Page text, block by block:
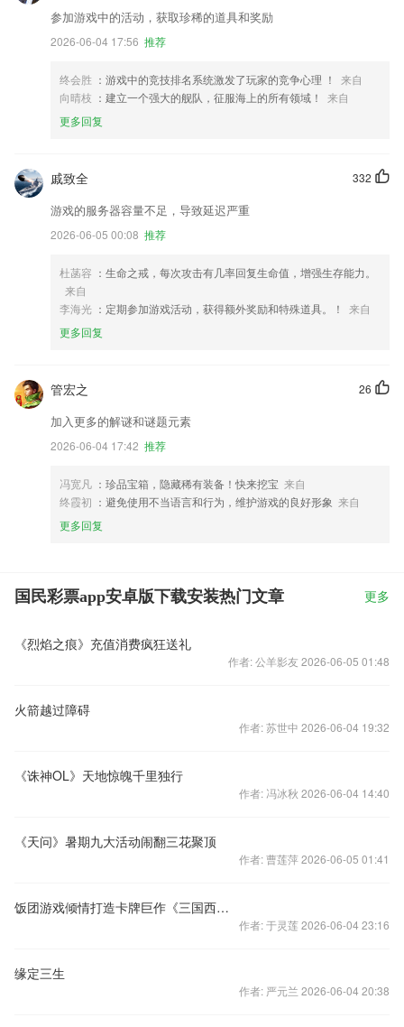
参加游戏中的活动，获取珍稀的道具和奖励
2026-06-04 17:56 推荐
终会胜 ：游戏中的竞技排名系统激发了玩家的竞争心理 ！
来自
向晴枝 ：建立一个强大的舰队，征服海上的所有领域！
来自
更多回复
332
戚致全
游戏的服务器容量不足，导致延迟严重
2026-06-05 00:08 推荐
杜菡容 ：生命之戒，每次攻击有几率回复生命值，增强生存能力。
来自
李海光 ：定期参加游戏活动，获得额外奖励和特殊道具。！
来自
更多回复
26
管宏之
加入更多的解谜和谜题元素
2026-06-04 17:42 推荐
冯宽凡 ：珍品宝箱，隐藏稀有装备！快来挖宝 来自
终霞初 ：避免使用不当语言和行为，维护游戏的良好形象 来自
更多回复
国民彩票app安卓版下载安装热门文章 更多
《烈焰之痕》充值消费疯狂送礼
作者: 公羊影友 2026-06-05 01:48
火箭越过障碍
作者: 苏世中 2026-06-04 19:32
《诛神OL》天地惊魄千里独行
作者: 冯冰秋 2026-06-04 14:40
《天问》暑期九大活动闹翻三花聚顶
作者: 曹莲萍 2026-06-05 01:41
饭团游戏倾情打造卡牌巨作《三国西游姬》
作者: 于灵莲 2026-06-04 23:16
缘定三生
作者: 严元兰 2026-06-04 20:38